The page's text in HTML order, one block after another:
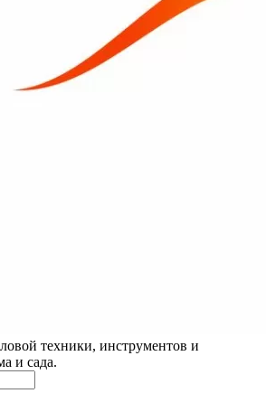
техники, инструментов и
и сада.